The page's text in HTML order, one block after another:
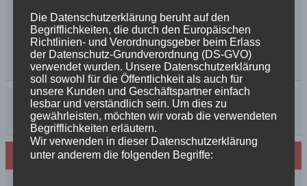
Neues von den Turmschurken
Die Datenschutzerklärung beruht auf den
Begrifflichkeiten, die durch den Europäischen
Richtlinien- und Verordnungsgeber beim Erlass
der Datenschutz-Grundverordnung (DS-GVO)
verwendet wurden. Unsere Datenschutzerklärung
soll sowohl für die Öffentlichkeit als auch für
unsere Kunden und Geschäftspartner einfach
lesbar und verständlich sein. Um dies zu
gewährleisten, möchten wir vorab die verwendeten
Begrifflichkeiten erläutern.
Wir verwenden in dieser Datenschutzerklärung
unter anderem die folgenden Begriffe: